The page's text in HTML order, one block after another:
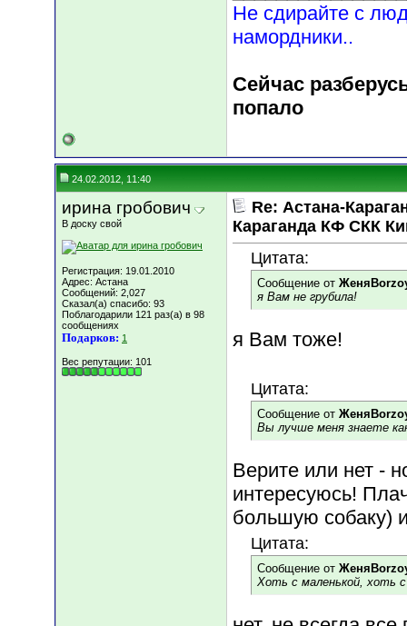
Не сдирайте с
намордники..
Сейчас
попало
24.02.2012, 11:40
ирина гробович
В доску свой
Регистрация: 19.01.2010
Адрес: Астана
Сообщений: 2,027
Сказал(а) спасибо: 93
Поблагодарили 121 раз(а) в 98
сообщениях
Подарков: 1
Вес репутации: 101
Re: Астана-
Караганда КФ СКК
Цитата:
Сообщение от
я Вам не грубила!
я Вам тоже!
Цитата:
Сообщение от
Вы лучше меня знаете
Верите или нет -
интересуюсь!
большую собаку)
Цитата:
Сообщение от
Хоть с маленькой, хоть с